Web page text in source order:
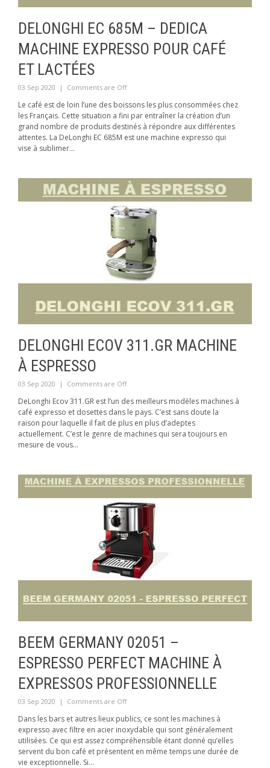
DELONGHI EC 685M – DEDICA
MACHINE EXPRESSO POUR CAFÉ
ET LACTÉES
03 Sep 2020 | Comments are Off
Le café est de loin l’une des boissons les plus consommées chez
les Français. Cette situation a fini par entraîner la création d’un
grand nombre de produits destinés à répondre aux différentes
attentes. La DeLonghi EC 685M est une machine expresso qui
vise à sublimer...
DELONGHI ECOV 311.GR MACHINE
À ESPRESSO
03 Sep 2020 | Comments are Off
DeLonghi Ecov 311.GR est l’un des meilleurs modèles machines à
café expresso et dosettes dans le pays. C’est sans doute la
raison pour laquelle il fait de plus en plus d’adeptes
actuellement. C’est le genre de machines qui sera toujours en
mesure de vous...
BEEM GERMANY 02051 –
ESPRESSO PERFECT MACHINE À
EXPRESSOS PROFESSIONNELLE
03 Sep 2020 | Comments are Off
Dans les bars et autres lieux publics, ce sont les machines à
expresso avec filtre en acier inoxydable qui sont généralement
utilisées. Ce qui est assez compréhensible étant donné qu’elles
servent du bon café et présentent en même temps une durée de
vie exceptionnelle. Si...